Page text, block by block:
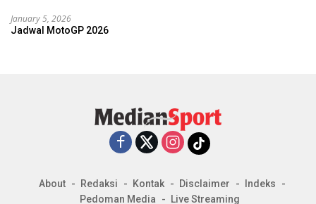
January 5, 2026
Jadwal MotoGP 2026
About Redaksi Kontak Disclaimer
Indeks
Pedoman Media
Live Streaming